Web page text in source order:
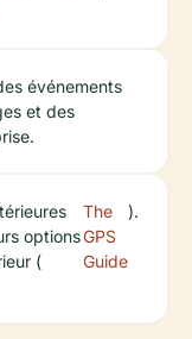
événements
et des
options
(
The
GPS
Guide
).